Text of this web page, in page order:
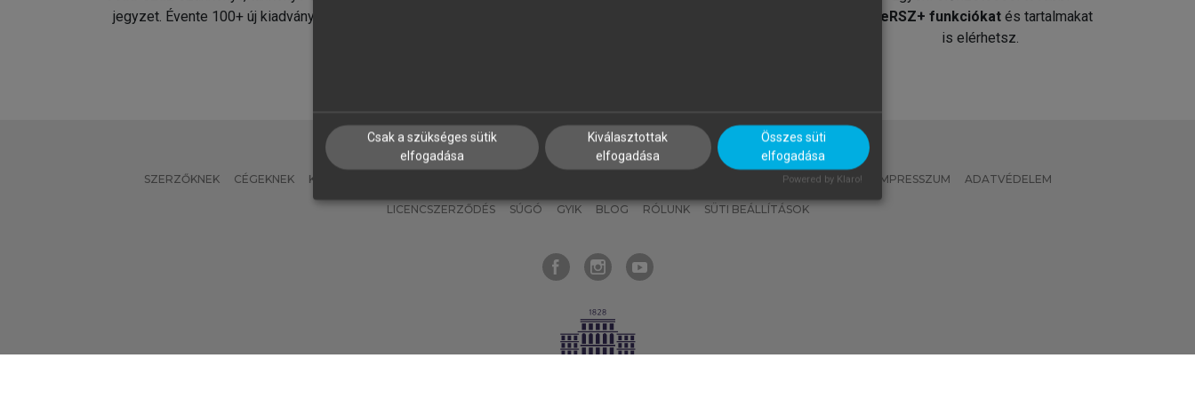
jegyzet. Évente 100+ új kiadvány.
MeRSZ+ funkciókat és tartalmakat
is elérhetsz.
SZERZŐKNEK CÉGEKNEK KÖNYVTÁROSOKNAK MI – ÁLTALÁNOS IRÁNYELVEK IMPRESSZUM ADATVÉDELEM
LICENCSZERZŐDÉS SÚGÓ GYIK BLOG RÓLUNK SÜTI BEÁLLÍTÁSOK
Csak a szükséges sütik
elfogadása
Kiválasztottak
elfogadása
Összes süti
elfogadása
Powered by Klaro!